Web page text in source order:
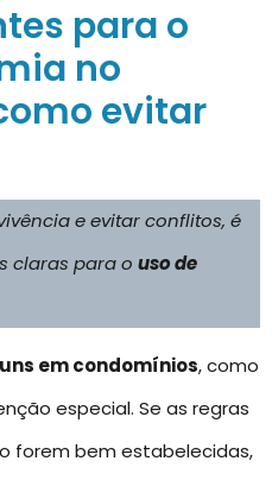
para o
no
evitar
e evitar conflitos, é
claras para o uso de
em condomínios, como
especial. Se as regras
forem bem estabelecidas,